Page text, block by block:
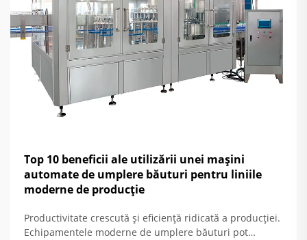
Top 10 beneficii ale utilizării unei mașini
automate de umplere băuturi pentru liniile
moderne de producție
Productivitate crescută și eficiență ridicată a producției.
Echipamentele moderne de umplere băuturi pot